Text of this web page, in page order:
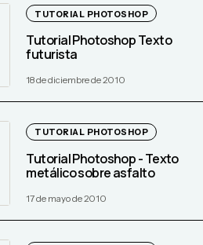
TUTORIAL PHOTOSHOP
Tutorial Photoshop Texto
futurista
18 de diciembre de 2010
TUTORIAL PHOTOSHOP
Tutorial Photoshop - Texto
metálico sobre asfalto
17 de mayo de 2010